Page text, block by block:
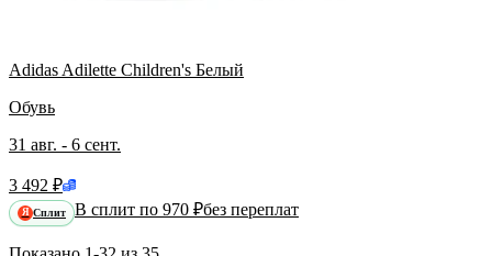
Adidas Adilette Children's Белый
Обувь
31 авг. - 6 сент.
3 492 ₽
Я Сплит В сплит по 970 ₽без переплат